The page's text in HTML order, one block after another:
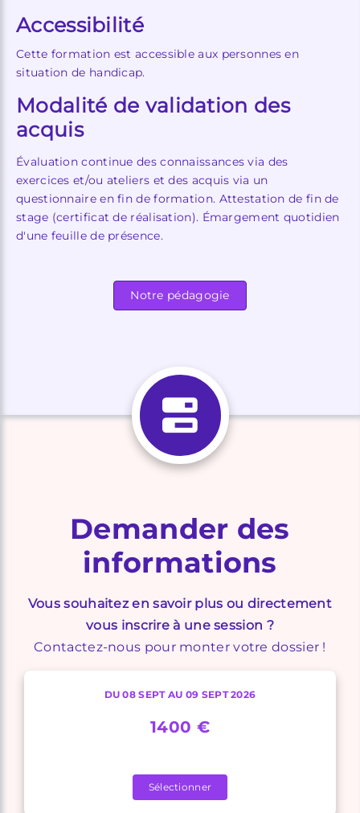
Accessibilité
Cette formation est accessible aux personnes en
situation de handicap.
Modalité de validation des
acquis
Évaluation continue des connaissances via des
exercices et/ou ateliers et des acquis via un
questionnaire en fin de formation. Attestation de fin de
stage (certificat de réalisation). Émargement quotidien
d'une feuille de présence.
Notre pédagogie
Demander des
informations
Vous souhaitez en savoir plus ou directement
vous inscrire à une session ?
Contactez-nous pour monter votre dossier !
DU 08 SEPT AU 09 SEPT 2026
1400 €
Sélectionner